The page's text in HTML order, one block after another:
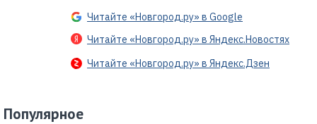
Читайте «Новгород.ру» в Google
Читайте «Новгород.ру» в Яндекс.Новостях
Читайте «Новгород.ру» в Яндекс.Дзен
Популярное